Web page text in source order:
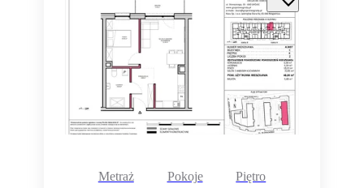
Metraż
Pokoje
Piętro